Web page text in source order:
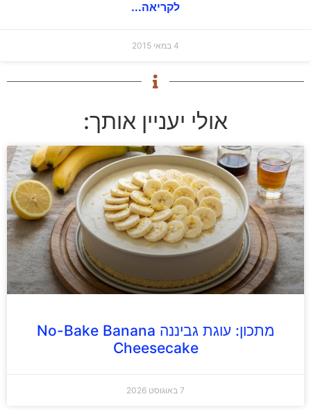
לקריאה...
4 במאי 2015
אולי יעניין אותך:
מתכון: עוגת גביננה No-Bake Banana
Cheesecake
7 באוגוסט 2026